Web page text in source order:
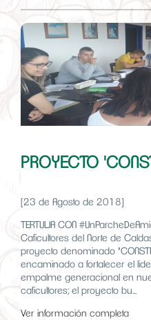
PROYECTO
[23 de Agosto de 2018]
TERTULIA CON
Caficultores del Norte de
proyecto denominado
encaminado a fortalecer el
empalme generacional en
caficultores; el proyecto bu...
Ver información completa